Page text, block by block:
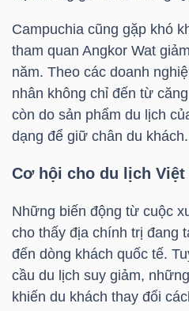
Campuchia cũng gặp khó
tham quan Angkor Wat
năm. Theo các doanh
nhân không chỉ đến từ
còn do sản phẩm du lịch
dạng để giữ chân du khách.
Cơ hội cho du lịch Việt
Những biến động từ cuộc
cho thấy địa chính trị đang
đến dòng khách quốc tế.
cầu du lịch suy giảm,
khiến du khách thay đổi
SẢN
Mã
chứng
(-)
Tất cả Cổ phiếu Chỉ
Lãnh
đạo
(-)